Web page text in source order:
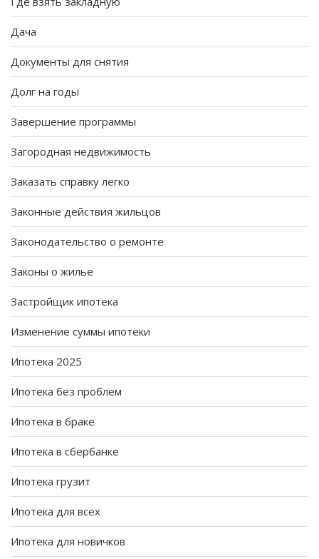
Дача
Документы для снятия
Долг на годы
Завершение программы
Загородная недвижимость
Заказать справку легко
Законные действия жильцов
Законодательство о ремонте
Законы о жилье
Застройщик ипотека
Изменение суммы ипотеки
Ипотека 2025
Ипотека без проблем
Ипотека в браке
Ипотека в сбербанке
Ипотека грузит
Ипотека для всех
Ипотека для новичков